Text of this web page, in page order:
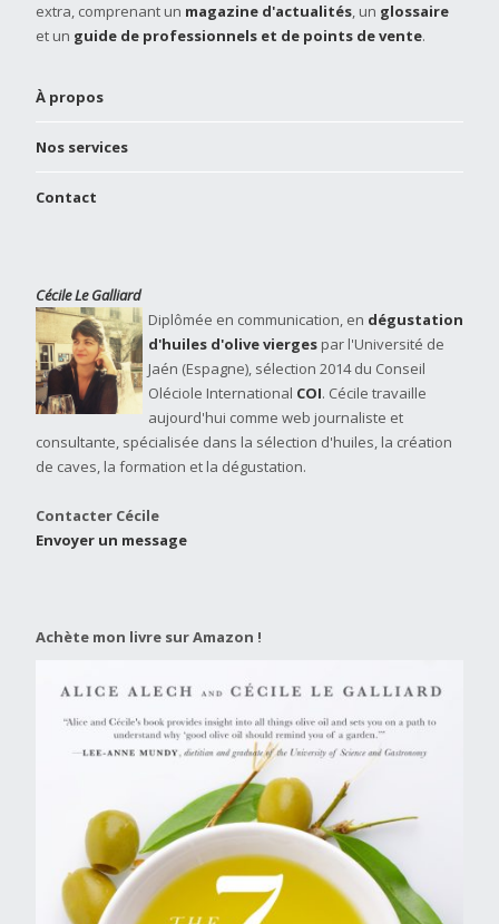
extra, comprenant un magazine d'actualités, un glossaire
et un guide de professionnels et de points de vente.
À propos
Nos services
Contact
Cécile Le Galliard
Diplômée en communication, en dégustation
d'huiles d'olive vierges par l'Université de
Jaén (Espagne), sélection 2014 du Conseil
Oléciole International COI. Cécile travaille
aujourd'hui comme web journaliste et
consultante, spécialisée dans la sélection d'huiles, la création
de caves, la formation et la dégustation.
Contacter Cécile
Envoyer un message
Achète mon livre sur Amazon !